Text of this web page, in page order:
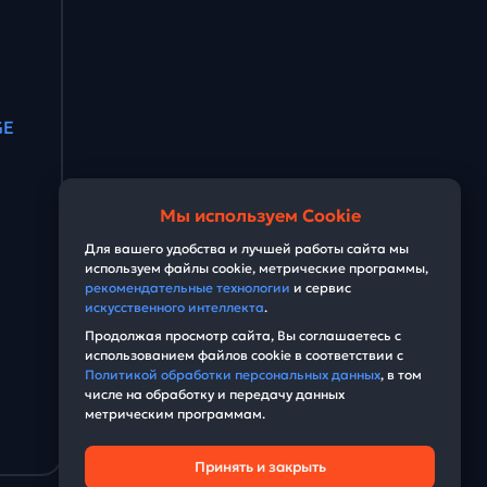
Мы используем Cookie
Для вашего удобства и лучшей работы сайта мы
используем файлы cookie, метрические программы,
рекомендательные технологии и сервис
искусственного интеллекта.
Продолжая просмотр сайта, Вы соглашаетесь с
использованием файлов cookie в соответствии с
Политикой обработки персональных данных, в том
числе на обработку и передачу данных
метрическим программам.
Принять и закрыть